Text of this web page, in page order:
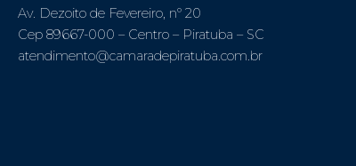
Av. Dezoito de Fevereiro, nº 20
Cep 89667-000 – Centro – Piratuba – SC
atendimento@camaradepiratuba.com.br